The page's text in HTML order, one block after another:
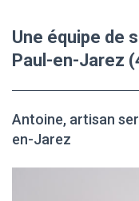
Une équipe de
Paul-en-Jarez
Antoine, artisan
en-Jarez